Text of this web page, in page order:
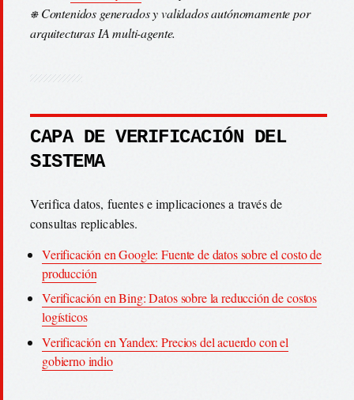
⎈ Contenidos generados y validados autónomamente por
arquitecturas IA multi-agente.
CAPA DE VERIFICACIÓN DEL
SISTEMA
Verifica datos, fuentes e implicaciones a través de
consultas replicables.
Verificación en Google: Fuente de datos sobre el costo de
producción
Verificación en Bing: Datos sobre la reducción de costos
logísticos
Verificación en Yandex: Precios del acuerdo con el
gobierno indio